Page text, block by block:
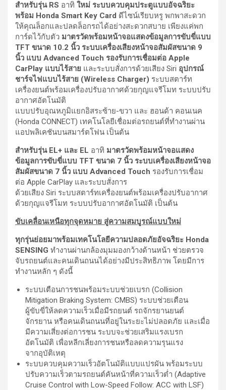
สำหรับรุ่น RS อาทิ ใหม่ ระบบควบคุมประตูแบบอัจฉริยะ
พร้อม Honda Smart Key Card ดีไซน์เรียบหรู พกพาสะดวก
ให้คุณล็อกและปลดล็อกรถได้อย่างสะดวกสบาย เพียงแค่พก
การ์ดไว้กับตัว มาตรวัดพร้อมหน้าจอแสดงข้อมูลการขับขี่แบบ
TFT ขนาด 10.2 นิ้ว ระบบเครื่องเสียงหน้าจอสัมผัสขนาด 9
นิ้ว แบบ Advanced Touch รองรับการเชื่อมต่อ Apple
CarPlay แบบไร้สาย และระบบสั่งการด้วยเสียง Siri อุปกรณ์
ชาร์จไฟแบบไร้สาย (Wireless Charger) ระบบสตาร์ท
เครื่องยนต์พร้อมเครื่องปรับอากาศด้วยกุญแจรีโมท ระบบปรับ
อากาศอัตโนมัติ
แบบปรับอุณหภูมิแยกอิสระซ้าย-ขวา และ ฮอนด้า คอนเนค
(Honda CONNECT) เทคโนโลยีเชื่อมต่อรถยนต์ที่ทำงานผ่าน
แอปพลิเคชันบนสมาร์ตโฟน เป็นต้น
สำหรับรุ่น EL+ และ EL อาทิ มาตรวัดพร้อมหน้าจอแสดง
ข้อมูลการขับขี่แบบ TFT ขนาด 7 นิ้ว ระบบเครื่องเสียงหน้าจอ
สัมผัสขนาด 7 นิ้ว แบบ Advanced Touch รองรับการเชื่อม
ต่อ Apple CarPlay และระบบสั่งการ
ด้วยเสียง Siri ระบบสตาร์ทเครื่องยนต์พร้อมเครื่องปรับอากาศ
ด้วยกุญแจรีโมท ระบบปรับอากาศอัตโนมัติ เป็นต้น
ขับเคลื่อนเหนือทุกจุดหมาย สู่ความสมบูรณ์แบบใหม่
ทุกรุ่นย่อยมาพร้อมเทคโนโลยีความปลอดภัยอัจฉริยะ Honda
SENSING ทำงานผ่านกล้องมุมมองกว้างด้านหน้า ช่วยตรวจ
จับรถยนต์และคนเดินถนนได้อย่างมีประสิทธิภาพ โดยมีการ
ทำงานหลัก ๆ ดังนี้
ระบบเตือนการชนพร้อมระบบช่วยเบรก (Collision
Mitigation Braking System: CMBS) ระบบช่วยเตือน
ผู้ขับขี่ให้ลดความเร็วเมื่อมีรถยนต์ รถจักรยานยนต์
จักรยาน หรือคนเดินถนนที่อยู่ในระยะไม่ปลอดภัย และเมื่อ
มีความเสี่ยงต่อการชน ระบบจะช่วยเสริมแรงเบรก
อัตโนมัติ เพื่อหลีกเลี่ยงการชนหรือลดความรุนแรง
จากอุบัติเหตุ
ระบบควบคุมความเร็วอัตโนมัติแบบแปรผัน พร้อมระบบ
ปรับความเร็วตามรถยนต์คันหน้าที่ความเร็วต่ำ (Adaptive
Cruise Control with Low-Speed Follow: ACC with LSF)